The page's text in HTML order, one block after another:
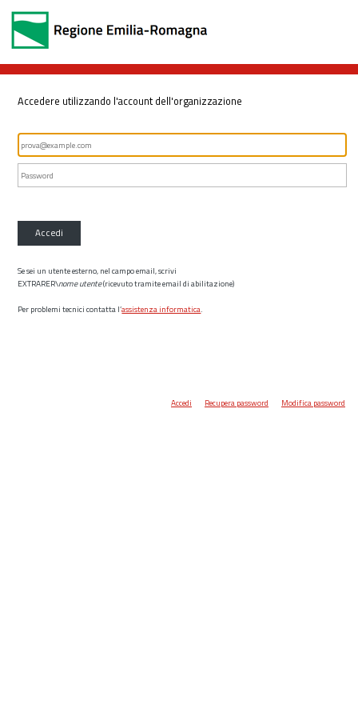
Accedere utilizzando l'account dell'organizzazione
Accedi
Se sei un utente esterno, nel campo email, scrivi
EXTRARER\nome utente(ricevuto tramite email di abilitazione)
Per problemi tecnici contatta l’assistenza informatica.
Accedi Recupera password Modifica password